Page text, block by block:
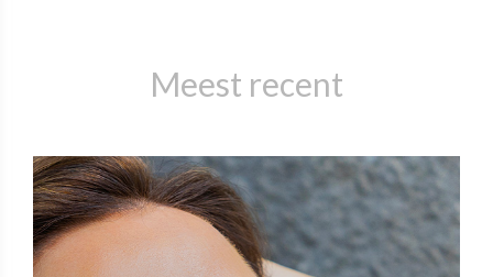
Meest recent